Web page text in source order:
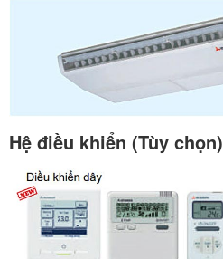
Hệ điều khiển (Tùy chọn)